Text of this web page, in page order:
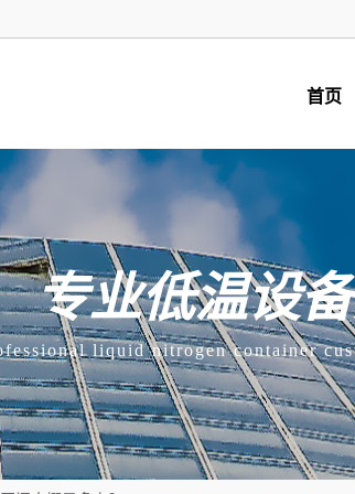
首页
专业低温设
liquid nitrogen container